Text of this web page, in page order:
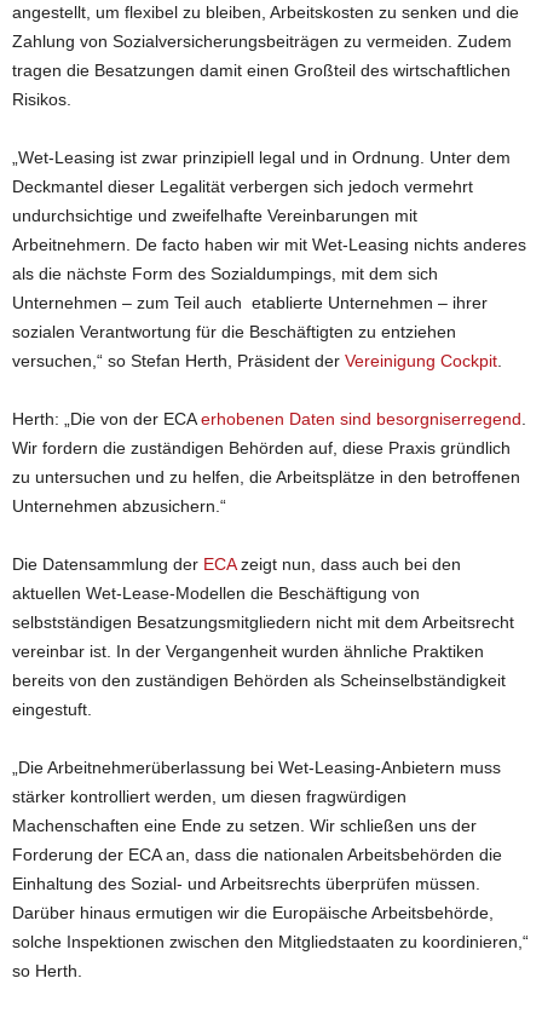
angestellt, um flexibel zu bleiben, Arbeitskosten zu senken und die
Zahlung von Sozialversicherungsbeiträgen zu vermeiden. Zudem
tragen die Besatzungen damit einen Großteil des wirtschaftlichen
Risikos.
„Wet-Leasing ist zwar prinzipiell legal und in Ordnung. Unter dem
Deckmantel dieser Legalität verbergen sich jedoch vermehrt
undurchsichtige und zweifelhafte Vereinbarungen mit
Arbeitnehmern. De facto haben wir mit Wet-Leasing nichts anderes
als die nächste Form des Sozialdumpings, mit dem sich
Unternehmen – zum Teil auch etablierte Unternehmen – ihrer
sozialen Verantwortung für die Beschäftigten zu entziehen
versuchen,“ so Stefan Herth, Präsident der Vereinigung Cockpit
Herth: „Die von der ECAerhobenen Daten sind besorgniserregend
Wir fordern die zuständigen Behörden auf, diese Praxis gründlich
zu untersuchen und zu helfen, die Arbeitsplätze in den betroffenen
Unternehmen abzusichern.“
Die Datensammlung der ECAzeigt nun, dass auch bei den
aktuellen Wet-Lease-Modellen die Beschäftigung von
selbstständigen Besatzungsmitgliedern nicht mit dem Arbeitsrecht
vereinbar ist. In der Vergangenheit wurden ähnliche Praktiken
bereits von den zuständigen Behörden als Scheinselbständigkeit
eingestuft.
„Die Arbeitnehmerüberlassung bei Wet-Leasing-Anbietern muss
stärker kontrolliert werden, um diesen fragwürdigen
Machenschaften eine Ende zu setzen. Wir schließen uns der
Forderung der ECA an, dass die nationalen Arbeitsbehörden die
Einhaltung des Sozial- und Arbeitsrechts überprüfen müssen.
Darüber hinaus ermutigen wir die Europäische Arbeitsbehörde,
solche Inspektionen zwischen den Mitgliedstaaten zu koordinieren,“
so Herth.